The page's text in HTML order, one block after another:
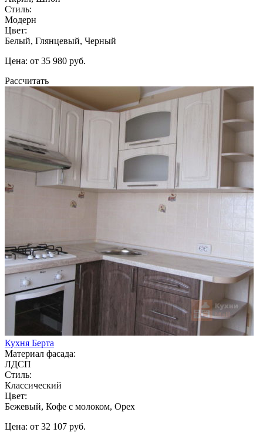
Стиль:
Модерн
Цвет:
Белый, Глянцевый, Черный
Цена: от 35 980 руб.
Рассчитать
Кухня Берта
Материал фасада:
ЛДСП
Стиль:
Классический
Цвет:
Бежевый, Кофе с молоком, Орех
Цена: от 32 107 руб.